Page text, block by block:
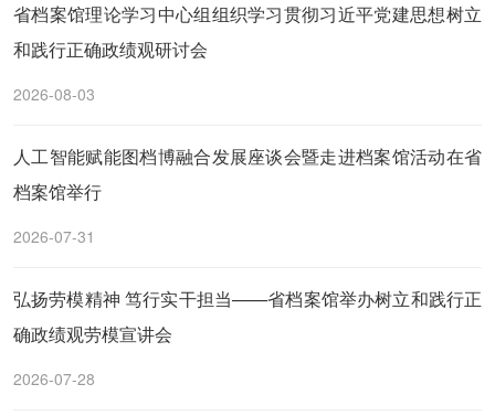
省档案馆理论学习中心组组织学习贯彻习近平党建思想树立
和践行正确政绩观研讨会
2026-08-03
人工智能赋能图档博融合发展座谈会暨走进档案馆活动在省
档案馆举行
2026-07-31
弘扬劳模精神 笃行实干担当——省档案馆举办树立和践行正
确政绩观劳模宣讲会
2026-07-28